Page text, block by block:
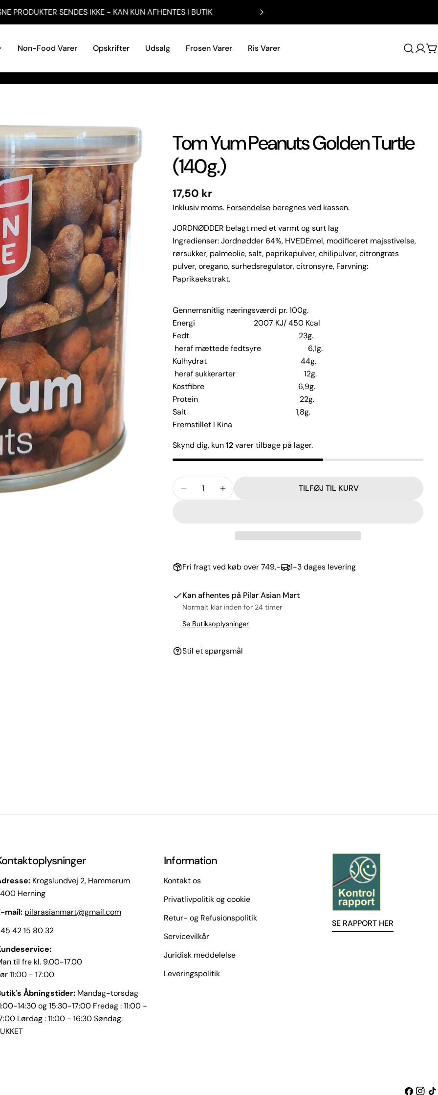
vores Butik / Showroom ved Krogslundvej 2, Hammerum 7400 Herning
Non-Food Varer Opskrifter Udsalg Frosen Varer Ris Varer
Log
Tom Yum Peanuts Golden Turtle
(140g.)
Normal
pris
17,50 kr
Inklusiv moms. Forsendelse beregnes ved kassen.
JORDNØDDER belagt med et varmt og surt lag
Ingredienser: Jordnødder 64%, HVEDEmel, modificeret majsstivelse,
rørsukker, palmeolie, salt, paprikapulver, chilipulver, citrongræs
pulver, oregano, surhedsregulator, citronsyre, Farvning:
Paprikaekstrakt.
Gennemsnitlig næringsværdi pr. 100g.
Energi 2007 KJ/ 450 Kcal
Fedt 23g.
heraf mættede fedtsyre 6,1g.
Kulhydrat 44g.
heraf sukkerarter 12g.
Kostfibre 6,9g.
Protein 22g.
Salt 1,8g.
Fremstillet I Kina
Skynd dig, kun12varer tilbage på lager.
Antal
REDUCER MÆNGDEN FOR TOM YUM PEANUTS GOLDEN
FORØG MÆNGDEN FOR TOM YUM PEANUTS
TILFØJ TIL KURV
Fri fragt ved køb over 749,- 1-3 dages levering
Kan afhentes på Pilar Asian Mart
Normalt klar inden for 24 timer
Se Butiksoplysninger
Stil et spørgsmål
Din
Din
Krogslundvej 2, Hammerum
Herning
mail: pilarasianmart@gmail.com
42 15 80 32
til fre kl. 9.00-17.00
11:00 - 17:00
Åbningstider: Mandag-torsdag
14:30 og 15:30-17:00 Fredag : 11:00 -
Lørdag : 11:00 - 16:30 Søndag:
Information
Kontakt os
Privatlivpolitik og cookie
Retur- og Refusionspolitik
Servicevilkår
Juridisk meddelelse
Leveringspolitik
SE RAPPORT HER
Facebook